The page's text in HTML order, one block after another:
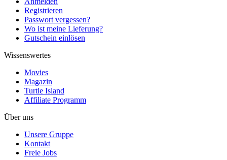
Registrieren
Passwort vergessen?
Wo ist meine Lieferung?
Gutschein einlösen
Wissenswertes
Movies
Magazin
Turtle Island
Affiliate Programm
Über uns
Unsere Gruppe
Kontakt
Freie Jobs